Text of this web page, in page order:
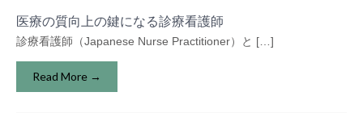
医療の質向上の鍵になる診療看護師
診療看護師（Japanese Nurse Practitioner）と […]
Read More →